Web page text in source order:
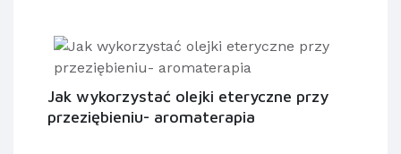
Jak wykorzystać olejki eteryczne przy
przeziębieniu- aromaterapia